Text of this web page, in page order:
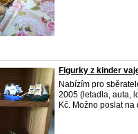
Figurky z kinder
Nabízím pro
2005 (letadla, auta,
Kč. Možno poslat